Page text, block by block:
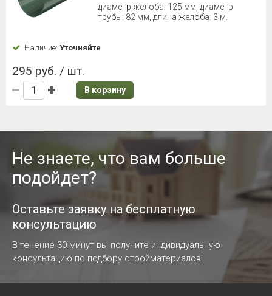
диаметр желоба: 125 мм, диаметр
трубы: 82 мм, длина желоба: 3 м.
Наличие: Уточняйте
295 руб. / шт.
В корзину
Не знаете, что вам больше
подойдет?
Оставьте заявку на бесплатную
консультацию
В течение 30 минут вы получите индивидуальную
консультацию по подбору стройматериалов!